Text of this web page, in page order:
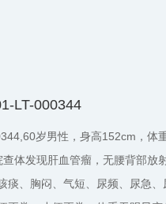
LT-000344
岁男性，身高152cm，体
体发现肝血管瘤，无腰背部放
痰、胸闷、气短、尿频、尿急